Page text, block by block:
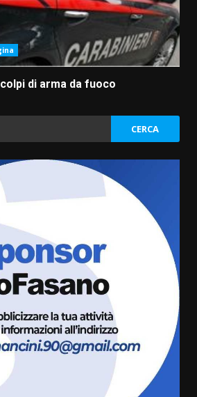
di arma da fuoco
ferito a colpi di arma
fuoco
Agosto 2026 18:13
d’identità: continua il piano
aperture straordinarie del
di Fasano